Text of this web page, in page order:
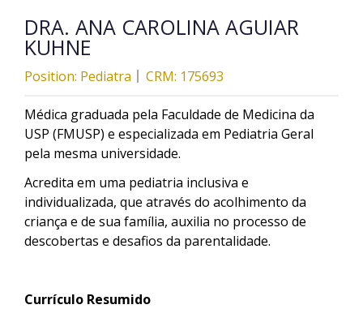
DRA. ANA CAROLINA AGUIAR
KUHNE
Position: Pediatra CRM: 175693
Médica graduada pela Faculdade de Medicina da
USP (FMUSP) e especializada em Pediatria Geral
pela mesma universidade.
Acredita em uma pediatria inclusiva e
individualizada, que através do acolhimento da
criança e de sua família, auxilia no processo de
descobertas e desafios da parentalidade.
Currículo Resumido